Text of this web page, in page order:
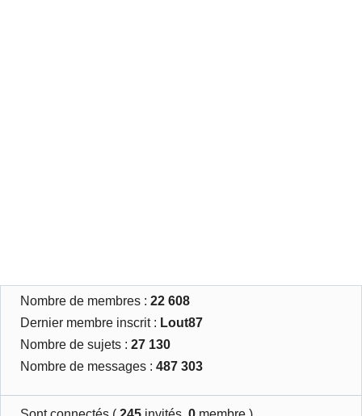
Nombre de membres :22 608
Dernier membre inscrit : Lout87
Nombre de sujets :27 130
Nombre de messages :487 303